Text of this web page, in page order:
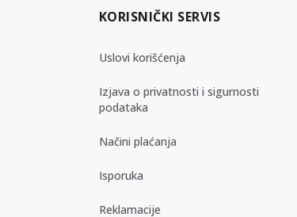
KORISNIČKI SERVIS
Uslovi korišćenja
Izjava o privatnosti i sigurnosti
podataka
Načini plaćanja
Isporuka
Reklamacije